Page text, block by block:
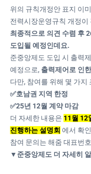
위의 규칙개정안 표지 이
전력시장운영규칙 개정이
최종적으로 의견 수렴 후
도입될 예정인데요.
준중앙제도 도입 시 출력
예정으로, 출력제어로 인
다만, 참여를 위해 몇 가지
✅호남권 지역 한정
✅25년 12월 계약 마감
더 자세한 내용은 11월 12
진행하는 설명회 에서 확
참여 문의는 해줌 대표번
▼준중앙제도 더 자세히 알